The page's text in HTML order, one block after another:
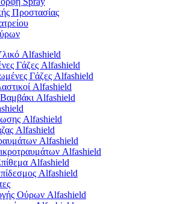
Προστασίας
Alfashield
Γάζες Alfashield
Γάζες Alfashield
Alfashield
Βαμβάκι Alfashield
Alfashield
Alfashield
Alfashield
Alfashield
Alfashield
Alfashield
Ούρων Alfashield